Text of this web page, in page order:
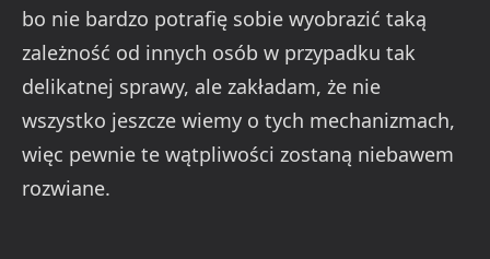
bo nie bardzo potrafię sobie wyobrazić taką
zależność od innych osób w przypadku tak
delikatnej sprawy, ale zakładam, że nie
wszystko jeszcze wiemy o tych mechanizmach,
więc pewnie te wątpliwości zostaną niebawem
rozwiane.